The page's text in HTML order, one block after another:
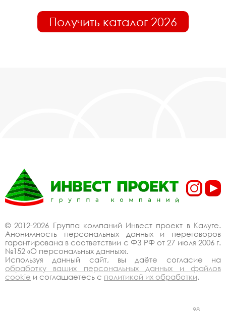
Получить каталог 2026
© 2012-2026 Группа компаний Инвест проект в Калуге.
Анонимность персональных данных и переговоров
гарантирована в соответствии с ФЗ РФ от 27 июля 2006 г.
№152 «О персональных данных».
Используя данный сайт, вы даёте согласие на
обработку ваших персональных данных и файлов
cookie и соглашаетесь с политикой их обработки.